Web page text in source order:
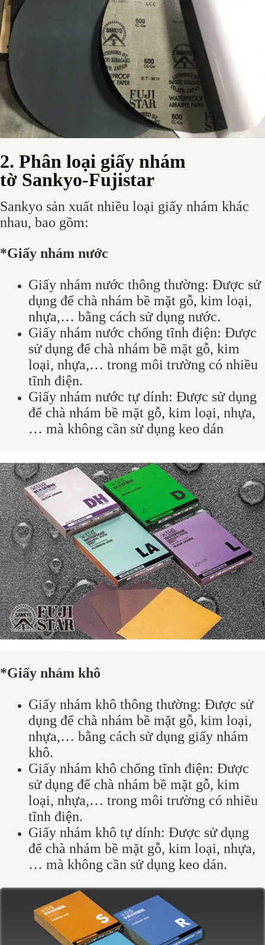
2. Phân loại giấy nhám
tờ Sankyo-Fujistar
Sankyo sản xuất nhiều loại giấy nhám khác
nhau, bao gồm:
*Giấy nhám nước
Giấy nhám nước thông thường: Được sử
dụng để chà nhám bề mặt gỗ, kim loại,
nhựa,… bằng cách sử dụng nước.
Giấy nhám nước chống tĩnh điện: Được
sử dụng để chà nhám bề mặt gỗ, kim
loại, nhựa,… trong môi trường có nhiều
tĩnh điện.
Giấy nhám nước tự dính: Được sử dụng
để chà nhám bề mặt gỗ, kim loại, nhựa,
… mà không cần sử dụng keo dán
*Giấy nhám khô
Giấy nhám khô thông thường: Được sử
dụng để chà nhám bề mặt gỗ, kim loại,
nhựa,… bằng cách sử dụng giấy nhám
khô.
Giấy nhám khô chống tĩnh điện: Được
sử dụng để chà nhám bề mặt gỗ, kim
loại, nhựa,… trong môi trường có nhiều
tĩnh điện.
Giấy nhám khô tự dính: Được sử dụng
để chà nhám bề mặt gỗ, kim loại, nhựa,
… mà không cần sử dụng keo dán.